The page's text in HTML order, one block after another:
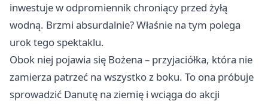
inwestuje w odpromiennik chroniący przed żyłą
wodną. Brzmi absurdalnie? Właśnie na tym polega
urok tego spektaklu.
Obok niej pojawia się Bożena – przyjaciółka, która nie
zamierza patrzeć na wszystko z boku. To ona próbuje
sprowadzić Danutę na ziemię i wciąga do akcji